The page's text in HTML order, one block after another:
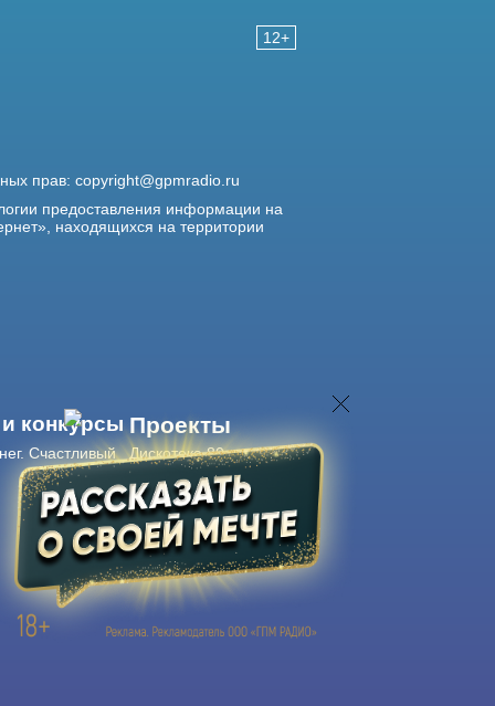
12+
прав: copyright@gpmradio.ru
предоставления информации на
находящихся на территории
конкурсы
Счастливый
Проекты
Дискотека 80-х
Живые концерты
Журнал Авторадио
Авторадиов смартфоне